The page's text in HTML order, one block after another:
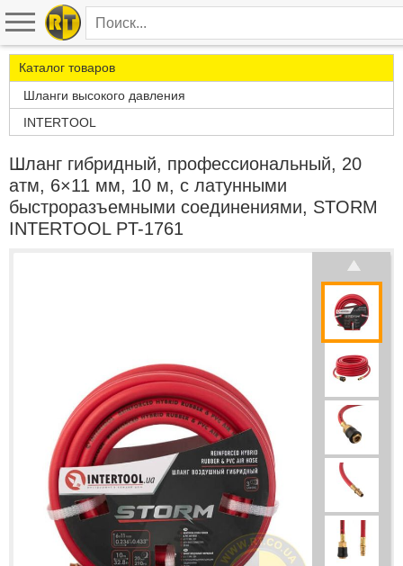
Каталог товаров
Шланги высокого давления
INTERTOOL
Шланг гибридный, профессиональный, 20
атм, 6×11 мм, 10 м, с латунными
быстроразъемными соединениями, STORM
INTERTOOL PT-1761